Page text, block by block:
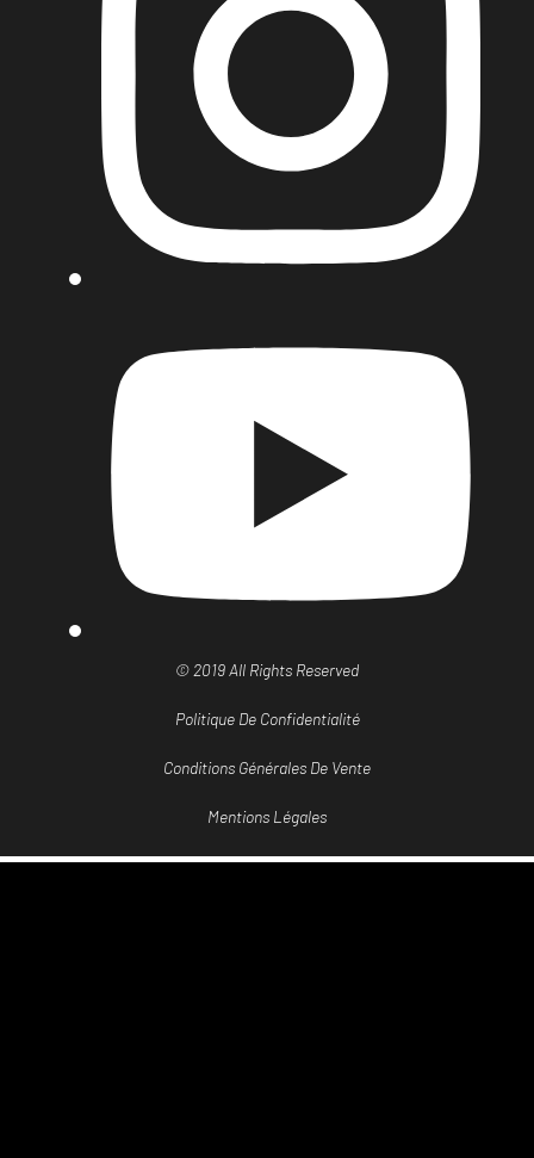
© 2019 All Rights Reserved
Politique De Confidentialité
Conditions Générales De Vente
Mentions Légales